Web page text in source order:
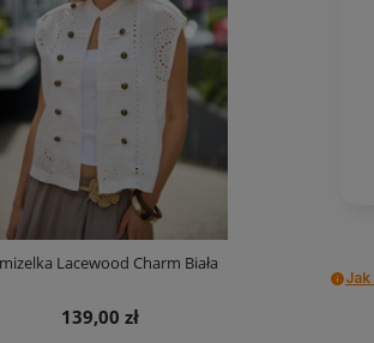
Lacewood Charm Biała
139,00 zł